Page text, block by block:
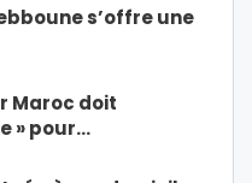
s’offre une
Maroc doit
» pour…